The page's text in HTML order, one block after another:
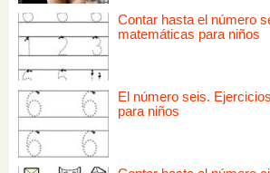
Contar hasta el número
matemáticas para niños
El número seis.
para niños